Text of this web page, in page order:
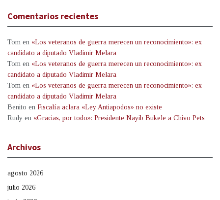
Comentarios recientes
Tom en «Los veteranos de guerra merecen un reconocimiento»: ex
candidato a diputado Vladimir Melara
Tom en «Los veteranos de guerra merecen un reconocimiento»: ex
candidato a diputado Vladimir Melara
Tom en «Los veteranos de guerra merecen un reconocimiento»: ex
candidato a diputado Vladimir Melara
Benito en Fiscalía aclara «Ley Antiapodos» no existe
Rudy en «Gracias, por todo»: Presidente Nayib Bukele a Chivo Pets
Archivos
agosto 2026
julio 2026